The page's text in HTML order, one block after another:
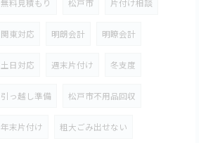
無料見積もり 松戸市 片付け相談
関東対応 明朗会計 明瞭会計
土日対応 週末片付け 冬支度
引っ越し準備 松戸市不用品回収
年末片付け 粗大ごみ出せない